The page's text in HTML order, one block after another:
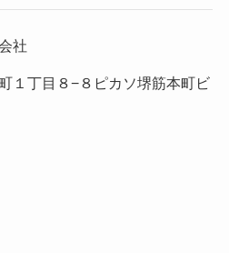
社
１丁目８−８ピカソ堺筋本町ビ